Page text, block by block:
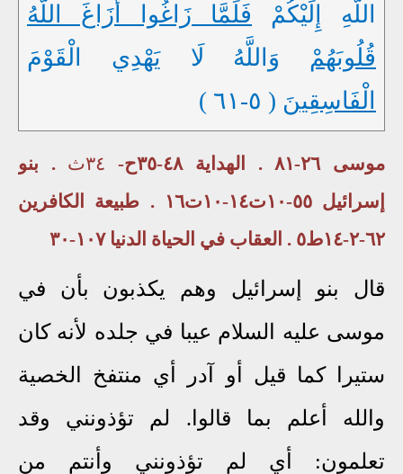
اللَّهِ إِلَيْكُمْ فَلَمَّا زَاغُوا أَزَاغَ اللَّهُ
قُلُوبَهُمْ وَاللَّهُ لَا يَهْدِي الْقَوْمَ
الْفَاسِقِينَ ( ٥-٦١ )
موسى ٢٦-٨١ . الهداية ٤٨-٣٥ح- ٣٤ث
. بنو
إسرائيل ٥٥-١٠ت١٤-١٠ت١٦ . طبيعة الكافرين
٦٢-٢-١٤ط٥ . العقاب في الحياة الدنيا ١٠٧-٣٠
قال بنو إسرائيل وهم يكذبون بأن في
موسى عليه السلام عيبا في جلده لأنه كان
ستيرا كما قيل أو آدر أي منتفخ الخصية
والله أعلم بما قالوا. لم تؤذونني وقد
تعلمون: أي لم تؤذونني وأنتم من